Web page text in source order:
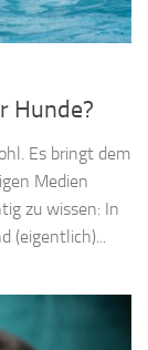
Hunde?
Es bringt dem
Medien
zu wissen: In
(eigentlich)...